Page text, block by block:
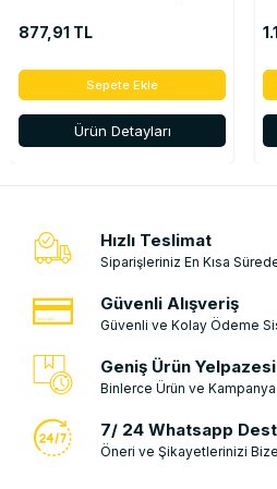
Zafira-Vivaro Radyatör Ek
Deposu ( Kapakli )
877,91 TL
Sepete Ekle
Ürün Detayları
Hızlı Teslimat
Siparişleriniz En Kısa
Güvenli Alışveriş
Güvenli ve Kolay Ödeme
Geniş Ürün Yelpazesi
Binlerce Ürün ve
7/ 24 Whatsapp
Öneri ve Şikayetlerinizi